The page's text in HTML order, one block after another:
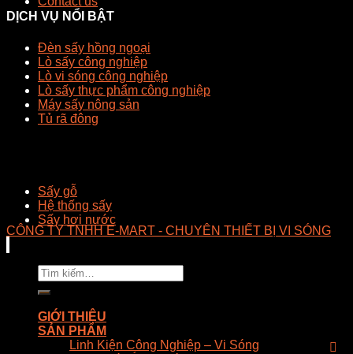
DỊCH VỤ NỔI BẬT
Đèn sấy hồng ngoại
Lò sấy công nghiệp
Lò vi sóng công nghiệp
Lò sấy thực phẩm công nghiệp
Máy sấy nông sản
Tủ rã đông
Sấy gỗ
Hệ thống sấy
Sấy hơi nước
CÔNG TY TNHH E-MART - CHUYÊN THIẾT BỊ VI SÓNG
Tìm
kiếm:
GIỚI THIỆU
SẢN PHẨM
Linh Kiện Công Nghiệp – Vi Sóng